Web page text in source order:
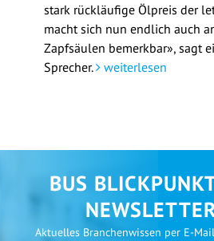
stark rückläufige Ölpreis der
macht sich nun endlich auch
Zapfsäulen bemerkbar», sagt
Sprecher. weiterlesen
BUS
Aktuelles Branchenwissen per E-